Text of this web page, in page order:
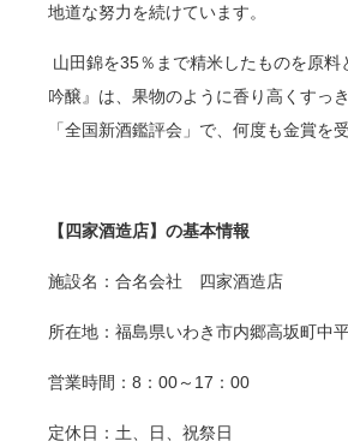
地道な努力を続けています。
山田錦を35％まで精米したものを原料
吟醸』は、果物のように香り高くすっ
「全国新酒鑑評会」で、何度も金賞を
【四家酒造店】の基本情報
施設名：合名会社 四家酒造店
所在地：福島県いわき市内郷高坂町中
営業時間： 8 ： 00～ 17 ： 00
定休日：土、日、祝祭日